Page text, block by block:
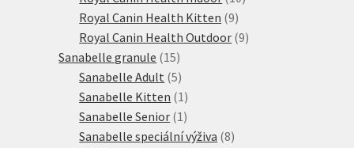
Royal Canin Health Kitten 99
produktů
Royal Canin Health Outdoor 99
Sanabelle granule 1515
produktů
Sanabelle Adult 55
produktů
Sanabelle Kitten 1 1
produkt
Sanabelle Senior 1 1
produkt
Sanabelle speciální výživa 88